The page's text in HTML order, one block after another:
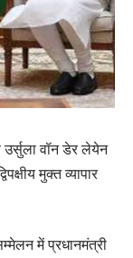
उर्सुला वॉन डेर लेयेन
मुक्त व्यापार
में प्रधानमंत्री